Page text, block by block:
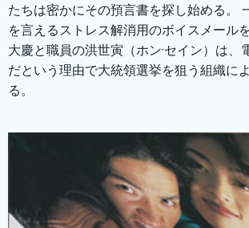
たちは密かにその預言書を探し始める。
を言えるストレス解消用のボイスメール
大慶と職員の洪世寅（ホン·セイン）は、
だという理由で大統領選挙を狙う組織に
る。